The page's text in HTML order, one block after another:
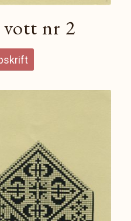
vott nr 2